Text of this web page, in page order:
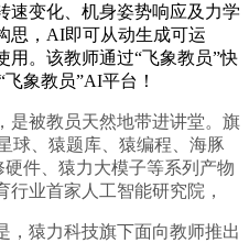
速变化、机身姿势响应及力学
思，AI即可从动生成可运
用。该教师通过“飞象教员”快
象教员”AI平台！
被教员天然地带进讲堂。旗
球、猿题库、猿编程、海豚
件、猿力大模子等系列产物
行业首家人工智能研究院，
猿力科技旗下面向教师推出